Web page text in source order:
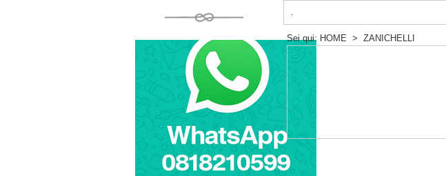
.
Sei qui: HOME > ZANICHELLI